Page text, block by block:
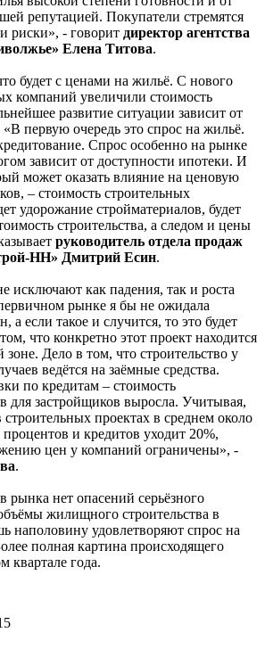
репутацией. Покупатели стремятся
риски», - говорит директор агентства
Елена Титова.
будет с ценами на жильё. С нового
компаний увеличили стоимость
развитие ситуации зависит от
первую очередь это спрос на жильё.
Спрос особенно на рынке
зависит от доступности ипотеки. И
может оказать влияние на ценовую
– стоимость строительных
удорожание стройматериалов, будет
строительства, а следом и цены
руководитель отдела продаж
НН» Дмитрий Есин.
исключают как падения, так и роста
рынке я бы не ожидала
а если такое и случится, то это будет
что конкретно этот проект находится
зоне. Дело в том, что строительство у
ведётся на заёмные средства.
по кредитам – стоимость
для застройщиков выросла. Учитывая,
строительных проектах в среднем около
и кредитов уходит 20%,
цен у компаний ограничены», -
.
рынка нет опасений серьёзного
жилищного строительства в
наполовину удовлетворяют спрос на
полная картина происходящего
квартале года.